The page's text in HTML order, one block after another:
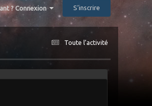
? Connexion S’inscrire
Toute l’activité